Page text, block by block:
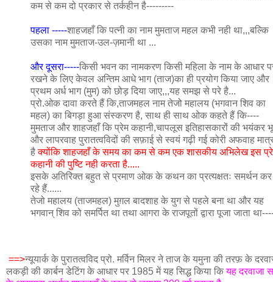
कम से कम दो प्रकार से तर्कहीन है---------
पहला -----शाहजहाँ कि पत्नी का नाम मुमताज महल कभी नही था,,,बल्कि
उसका नाम मुमताज-उल-ज़मानी था ...
और दूसरा-----किसी भवन का नामकरण किसी महिला के नाम के आधार
रखने के लिए केवल अन्तिम आधे भाग (ताज)का ही प्रयोग किया जाए और
प्रथम अर्ध भाग (मुम) को छोड़ दिया जाए,,,यह समझ से परे है...
प्रो.ओक दावा करते हैं कि,ताजमहल नाम तेजो महालय (भगवान शिव का
महल) का बिगड़ा हुआ संस्करण है, साथ ही साथ ओक कहते हैं कि----
मुमताज और शाहजहाँ कि प्रेम कहानी,चापलूस इतिहासकारों की भयंकर
और लापरवाह पुरातत्वविदों की सफ़ाई से स्वयं गढ़ी गई कोरी अफवाह
हैक्योंकि शाहजहाँ के समय का कम से कम एक शासकीय अभिलेख इस
कहानी की पुष्टि नही करता है.....
इसके अतिरिक्त बहुत से प्रमाण ओक के कथन का प्रत्यक्षतः समर्थन कर
रहे हैं......
तेजो महालय (ताजमहल) मुग़ल बादशाह के युग से पहले बना था और यह
भगवान् शिव को समर्पित था तथा आगरा के राजपूतों द्वारा पूजा जाता
==>न्यूयार्क के पुरातत्वविद प्रो. मर्विन मिलर ने ताज के यमुना की तरफ़ के
लकड़ी की कार्बन डेटिंग के आधार पर 1985 में यह सिद्ध किया कियह दरवाजा